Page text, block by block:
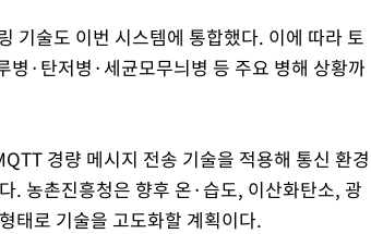
기술도 이번 시스템에 통합했다. 이에 따라 토
·탄저병·세균모무늬병 등 주요 병해 상황까
경량 메시지 전송 기술을 적용해 통신 환경
. 농촌진흥청은 향후 온·습도, 이산화탄소, 광
태로 기술을 고도화할 계획이다.